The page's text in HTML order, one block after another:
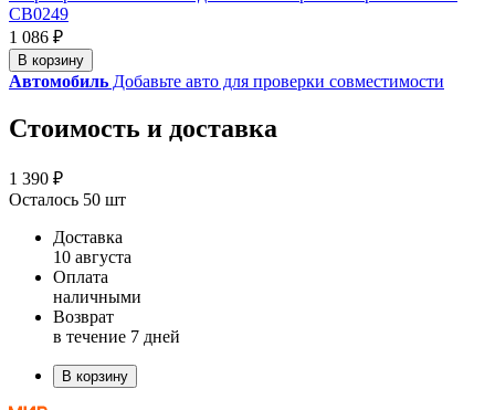
CB0249
1 086 ₽
В корзину
Автомобиль Добавьте авто для проверки совместимости
Стоимость и доставка
1 390 ₽
Осталось 50 шт
Доставка
10 августа
Оплата
наличными
Возврат
в течение 7 дней
В корзину